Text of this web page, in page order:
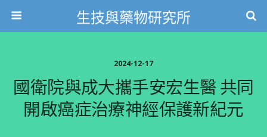
生技與藥物研究所
2024-12-17
國衛院與成大攜手安宏生醫 共同
開啟癌症治療神經保護新紀元